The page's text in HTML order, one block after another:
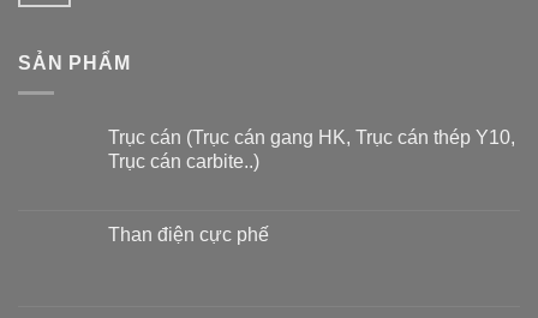
SẢN PHẨM
Trục cán (Trục cán gang HK, Trục cán thép Y10,
Trục cán carbite..)
Than điện cực phế